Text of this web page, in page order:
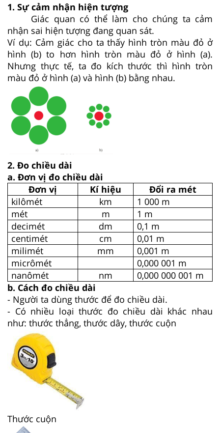
1. Sự cảm nhận hiện tượng
Giác quan có thể làm cho chúng ta cảm
nhận sai hiện tượng đang quan sát.
Ví dụ: Cảm giác cho ta thấy hình tròn màu đỏ ở
hình (b) to hơn hình tròn màu đỏ ở hình (a).
Nhưng thực tế, ta đo kích thước thì hình tròn
màu đỏ ở hình (a) và hình (b) bằng nhau.
2. Đo chiều dài
a. Đơn vị đo chiều dài
Đơn vị
Kí hiệu
Đổi ra mét
kilômét
km
1 000 m
mét
m
1 m
decimét
dm
0,1 m
centimét
cm
0,01 m
milimét
mm
0,001 m
micrômét
0,000 001 m
nanômét
nm
0,000 000 001 m
b. Cách đo chiều dài
- Người ta dùng thước để đo chiều dài.
- Có nhiều loại thước đo chiều dài khác nhau
như: thước thẳng, thước dây, thước cuộn
Thước cuộn